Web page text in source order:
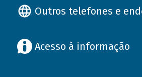
Outros telefones e
Acesso à informação